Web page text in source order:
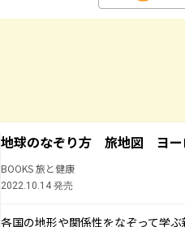
地球のなぞり方 旅地図 ヨー
BOOKS 旅と健康
2022.10.14 発売
各国の地形や関係性をなぞって学